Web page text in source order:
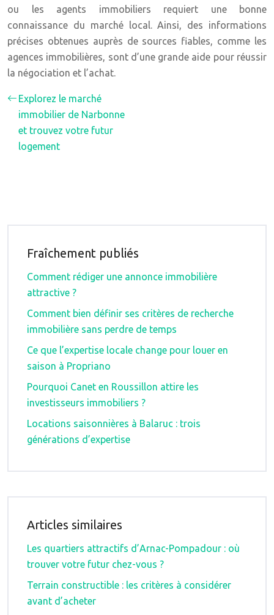
ou les agents immobiliers requiert une bonne
connaissance du marché local. Ainsi, des informations
précises obtenues auprès de sources fiables, comme les
agences immobilières, sont d’une grande aide pour réussir
la négociation et l’achat.
Explorez le marché
immobilier de Narbonne
et trouvez votre futur
logement
Fraîchement publiés
Comment rédiger une annonce immobilière
attractive ?
Comment bien définir ses critères de recherche
immobilière sans perdre de temps
Ce que l’expertise locale change pour louer en
saison à Propriano
Pourquoi Canet en Roussillon attire les
investisseurs immobiliers ?
Locations saisonnières à Balaruc : trois
générations d’expertise
Articles similaires
Les quartiers attractifs d’Arnac-Pompadour : où
trouver votre futur chez-vous ?
Terrain constructible : les critères à considérer
avant d’acheter